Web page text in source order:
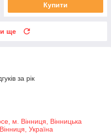
Купити
ще
за рік
м. Вінниця, Вінницька
Україна